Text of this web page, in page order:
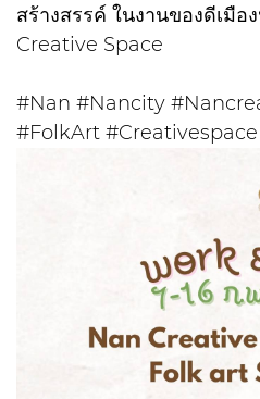
สร้างสรรค์ ในงานของดีเมื
Creative Space
#Nan #Nancity
#FolkArt